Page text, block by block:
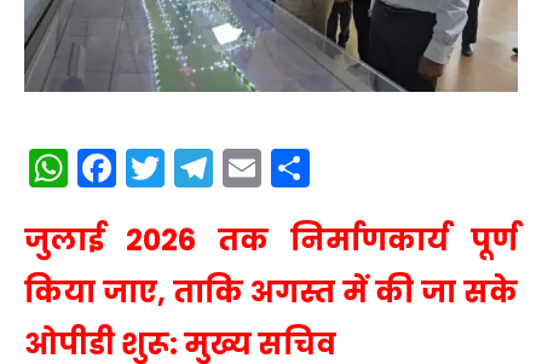
WhatsApp
Facebook
Twitter
Telegram
Email
जुलाई 2026 तक निर्माणकार्य पूर्ण
किया जाए, ताकि अगस्त में की जा सके
ओपीडी शुरू: मुख्य सचिव